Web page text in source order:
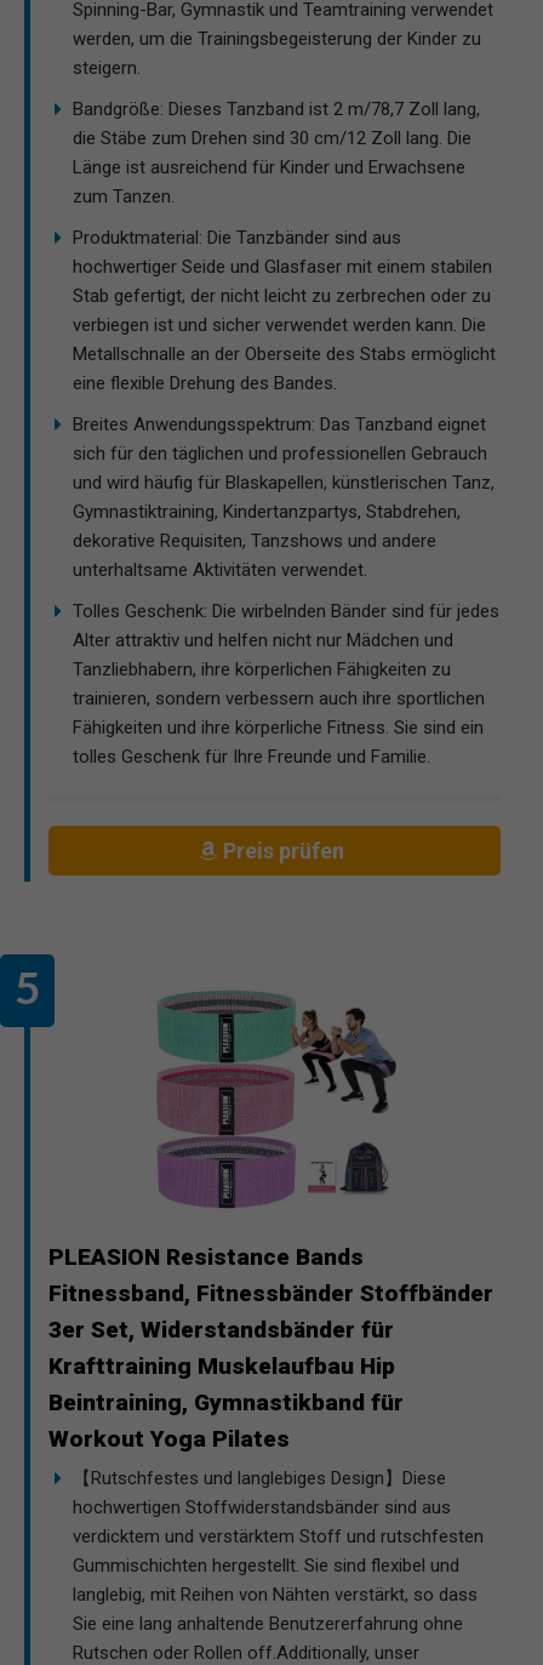
Spinning-Bar, Gymnastik und Teamtraining verwendet
werden, um die Trainingsbegeisterung der Kinder zu
steigern.
Bandgröße: Dieses Tanzband ist 2 m/78,7 Zoll lang,
die Stäbe zum Drehen sind 30 cm/12 Zoll lang. Die
Länge ist ausreichend für Kinder und Erwachsene
zum Tanzen.
Produktmaterial: Die Tanzbänder sind aus
hochwertiger Seide und Glasfaser mit einem stabilen
Stab gefertigt, der nicht leicht zu zerbrechen oder zu
verbiegen ist und sicher verwendet werden kann. Die
Metallschnalle an der Oberseite des Stabs ermöglicht
eine flexible Drehung des Bandes.
Breites Anwendungsspektrum: Das Tanzband eignet
sich für den täglichen und professionellen Gebrauch
und wird häufig für Blaskapellen, künstlerischen Tanz,
Gymnastiktraining, Kindertanzpartys, Stabdrehen,
dekorative Requisiten, Tanzshows und andere
unterhaltsame Aktivitäten verwendet.
Tolles Geschenk: Die wirbelnden Bänder sind für jedes
Alter attraktiv und helfen nicht nur Mädchen und
Tanzliebhabern, ihre körperlichen Fähigkeiten zu
trainieren, sondern verbessern auch ihre sportlichen
Fähigkeiten und ihre körperliche Fitness. Sie sind ein
tolles Geschenk für Ihre Freunde und Familie.
Preis prüfen
PLEASION Resistance Bands
Fitnessband, Fitnessbänder Stoffbänder
3er Set, Widerstandsbänder für
Krafttraining Muskelaufbau Hip
Beintraining, Gymnastikband für
Workout Yoga Pilates
【Rutschfestes und langlebiges Design】Diese
hochwertigen Stoffwiderstandsbänder sind aus
verdicktem und verstärktem Stoff und rutschfesten
Gummischichten hergestellt. Sie sind flexibel und
langlebig, mit Reihen von Nähten verstärkt, so dass
Sie eine lang anhaltende Benutzererfahrung ohne
Rutschen oder Rollen off.Additionally, unser